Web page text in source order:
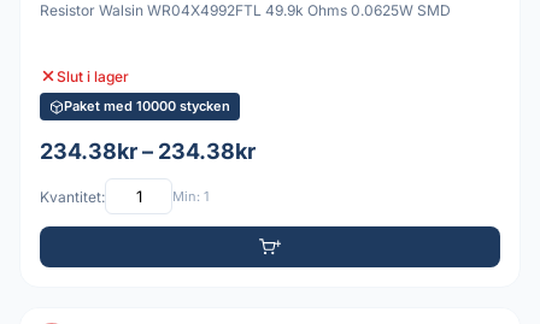
Resistor Walsin WR04X4992FTL 49.9k Ohms 0.0625W SMD
Slut i lager
Paket med 10000 stycken
234.38kr – 234.38kr
Kvantitet: Min: 1